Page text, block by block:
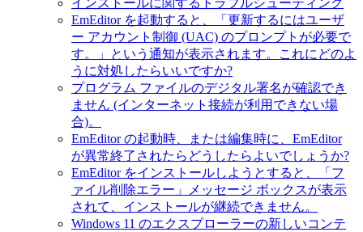
インストールに関するトラブルシューティング
EmEditor を起動すると、「更新するにはユーザ
ー アカウント制御 (UAC) のプロンプトが必要で
す。」という通知が表示されます。これにどのよ
うに対処したらいいですか?
プログラム ファイルのデジタル署名が確認でき
ません (インターネット接続が利用できない場
合)。
EmEditor の起動時、または編集時に、EmEditor
が異常終了されたらどうしたらよいでしょうか?
EmEditor をインストールしようとすると、「フ
ァイル削除エラー」メッセージ ボックスが表示
されて、インストールが継続できません。
Windows 11 のエクスプローラーの新しいコンテ